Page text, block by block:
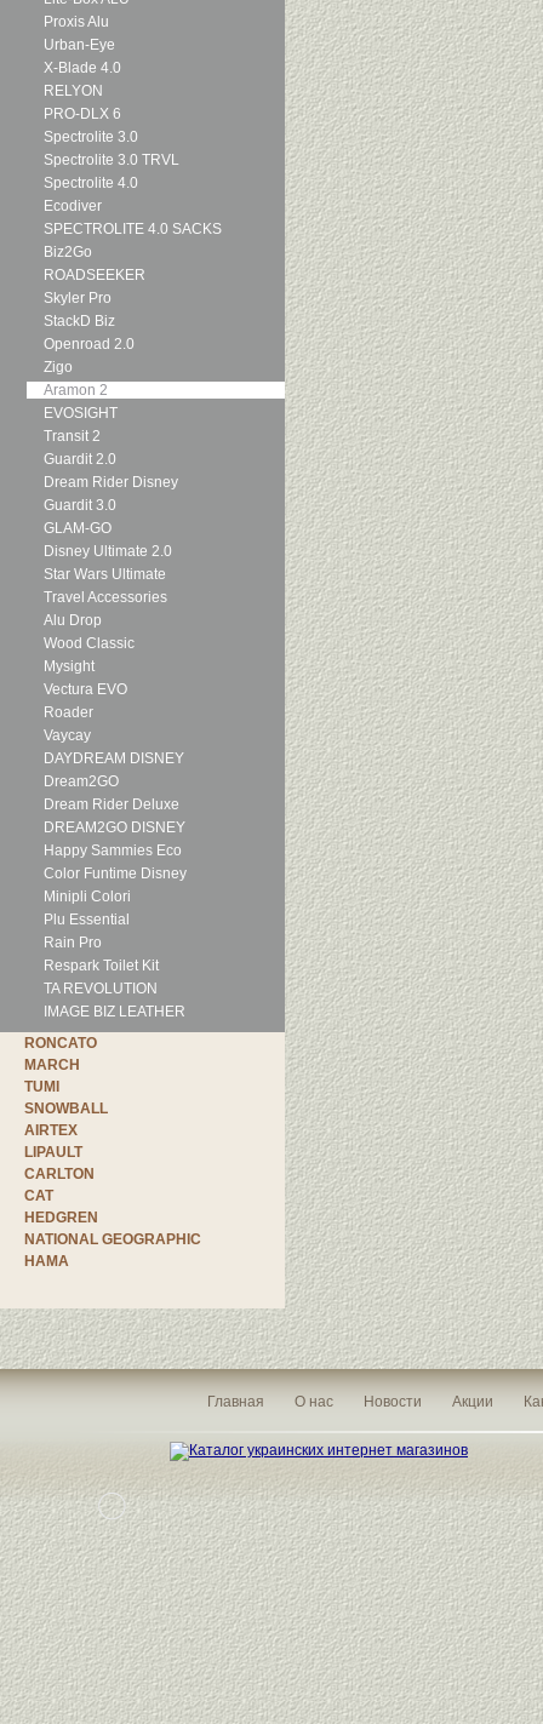
Proxis Alu
Urban-Eye
X-Blade 4.0
RELYON
PRO-DLX 6
Spectrolite 3.0
Spectrolite 3.0 TRVL
Spectrolite 4.0
Ecodiver
SPECTROLITE 4.0 SACKS
Biz2Go
ROADSEEKER
Skyler Pro
StackD Biz
Openroad 2.0
Zigo
Aramon 2
EVOSIGHT
Transit 2
Guardit 2.0
Dream Rider Disney
Guardit 3.0
GLAM-GO
Disney Ultimate 2.0
Star Wars Ultimate
Travel Accessories
Alu Drop
Wood Classic
Mysight
Vectura EVO
Roader
Vaycay
DAYDREAM DISNEY
Dream2GO
Dream Rider Deluxe
DREAM2GO DISNEY
Happy Sammies Eco
Color Funtime Disney
Minipli Colori
Plu Essential
Rain Pro
Respark Toilet Kit
TA REVOLUTION
IMAGE BIZ LEATHER
RONCATO
MARCH
TUMI
SNOWBALL
AIRTEX
LIPAULT
CARLTON
CAT
HEDGREN
NATIONAL GEOGRAPHIC
HAMA
Главная О нас Новости Акции